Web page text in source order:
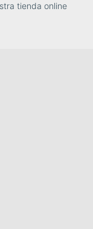
tienda online